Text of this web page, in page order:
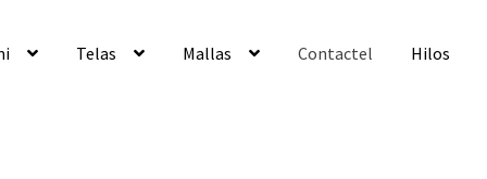
Telas Mallas Contactel Hilos